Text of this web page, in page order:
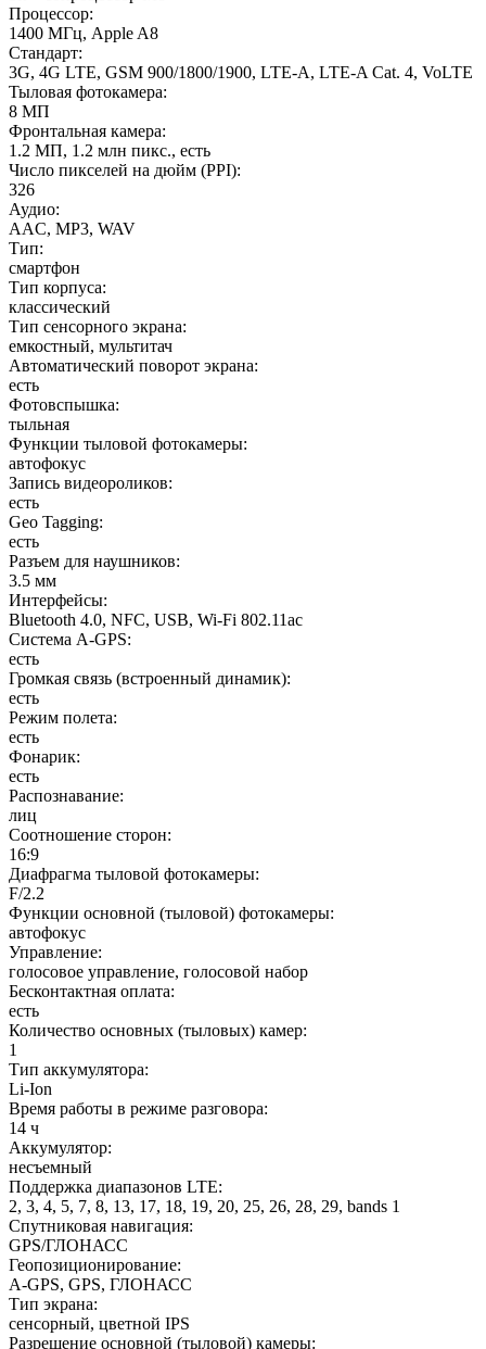
Процессор:
1400 МГц, Apple A8
Стандарт:
3G, 4G LTE, GSM 900/1800/1900, LTE-A, LTE-A Cat. 4, VoLTE
Тыловая фотокамера:
8 МП
Фронтальная камера:
1.2 МП, 1.2 млн пикс., есть
Число пикселей на дюйм (PPI):
326
Аудио:
AAC, MP3, WAV
Тип:
смартфон
Тип корпуса:
классический
Тип сенсорного экрана:
емкостный, мультитач
Автоматический поворот экрана:
есть
Фотовспышка:
тыльная
Функции тыловой фотокамеры:
автофокус
Запись видеороликов:
есть
Geo Tagging:
есть
Разъем для наушников:
3.5 мм
Интерфейсы:
Bluetooth 4.0, NFC, USB, Wi-Fi 802.11ac
Cистема A-GPS:
есть
Громкая связь (встроенный динамик):
есть
Режим полета:
есть
Фонарик:
есть
Распознавание:
лиц
Соотношение сторон:
16:9
Диафрагма тыловой фотокамеры:
F/2.2
Функции основной (тыловой) фотокамеры:
автофокус
Управление:
голосовое управление, голосовой набор
Бесконтактная оплата:
есть
Количество основных (тыловых) камер:
1
Тип аккумулятора:
Li-Ion
Время работы в режиме разговора:
14 ч
Аккумулятор:
несъемный
Поддержка диапазонов LTE:
2, 3, 4, 5, 7, 8, 13, 17, 18, 19, 20, 25, 26, 28, 29, bands 1
Спутниковая навигация:
GPS/ГЛОНАСС
Геопозиционирование:
A-GPS, GPS, ГЛОНАСС
Тип экрана:
сенсорный, цветной IPS
Разрешение основной (тыловой) камеры: